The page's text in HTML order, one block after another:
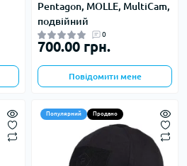
Pentagon, MOLLE, MultiCam,
подвійний
0
700.00 грн.
Повідомити мене
Популярний Продано